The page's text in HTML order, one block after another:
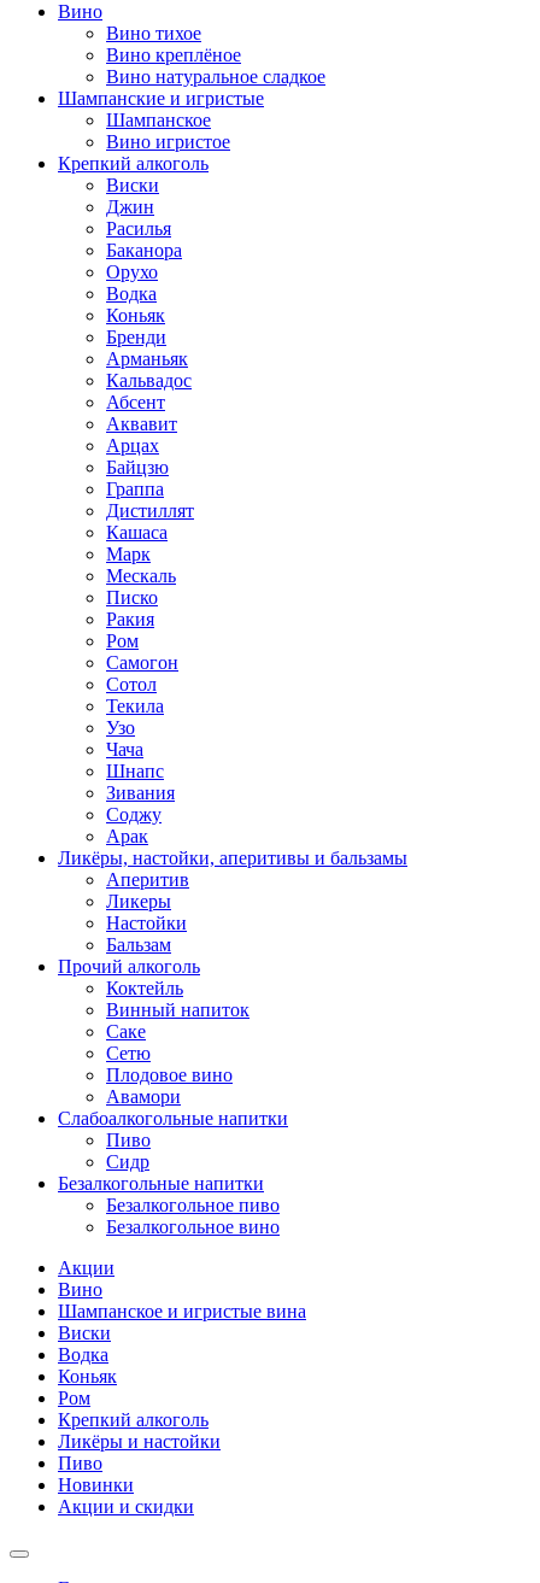
Вино
Вино тихое
Вино креплёное
Вино натуральное сладкое
Шампанские и игристые
Шампанское
Вино игристое
Крепкий алкоголь
Виски
Джин
Расилья
Баканора
Орухо
Водка
Коньяк
Бренди
Арманьяк
Кальвадос
Абсент
Аквавит
Арцах
Байцзю
Граппа
Дистиллят
Кашаса
Марк
Мескаль
Писко
Ракия
Ром
Самогон
Сотол
Текила
Узо
Чача
Шнапс
Зивания
Соджу
Арак
Ликёры, настойки, аперитивы и бальзамы
Аперитив
Ликеры
Настойки
Бальзам
Прочий алкоголь
Коктейль
Винный напиток
Саке
Сетю
Плодовое вино
Авамори
Слабоалкогольные напитки
Пиво
Сидр
Безалкогольные напитки
Безалкогольное пиво
Безалкогольное вино
Акции
Вино
Шампанское и игристые вина
Виски
Водка
Коньяк
Ром
Крепкий алкоголь
Ликёры и настойки
Пиво
Новинки
Акции и скидки